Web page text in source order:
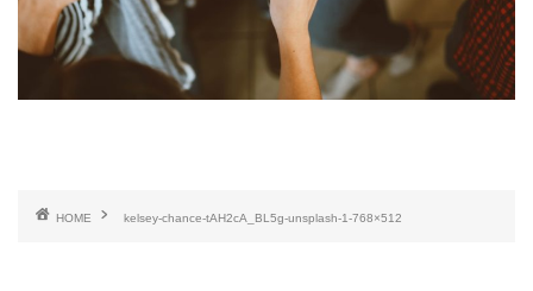
HOME kelsey-chance-tAH2cA_BL5g-unsplash-1-768×512